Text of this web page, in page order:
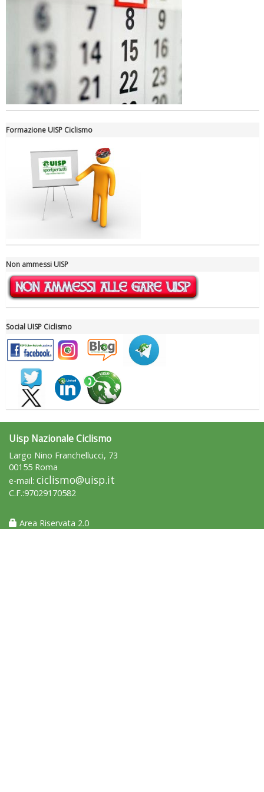
Luglio 2026: "Pensando con i piedi, si possono fare le
rivoluzioni"
Tiziano Pesce a Radio InBlu2000 traccia il bilancio della stagione
Ddl Lobby, Uisp: “Il Parlamento valorizzi le nostre specificità"
Formazione UISP Ciclismo
Non ammessi UISP
Social UISP Ciclismo
Uisp Nazionale Ciclismo
Largo Nino Franchellucci, 73
00155 Roma
e-mail: ciclismo@uisp.it
C.F.:97029170582
Area Riservata 2.0